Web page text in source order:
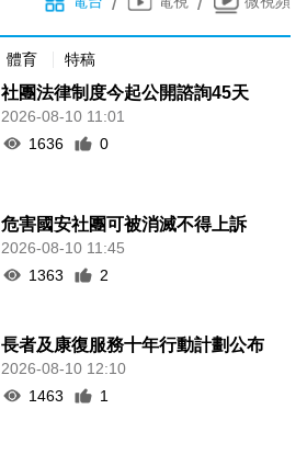
體育 特稿
社團法律制度今起公開諮詢45天
2026-08-10 11:01
1636
0
危害國安社團可被消滅不得上訴
2026-08-10 11:45
1363
2
長者及康復服務十年行動計劃公布
2026-08-10 12:10
1463
1